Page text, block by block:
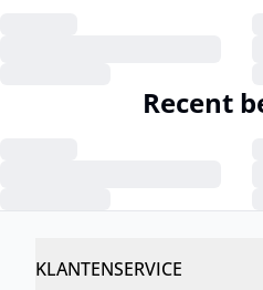
Recent
KLANTENSERVICE